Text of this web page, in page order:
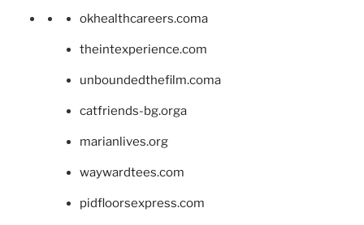
okhealthcareers.coma
theintexperience.com
unboundedthefilm.coma
catfriends-bg.orga
marianlives.org
waywardtees.com
pidfloorsexpress.com